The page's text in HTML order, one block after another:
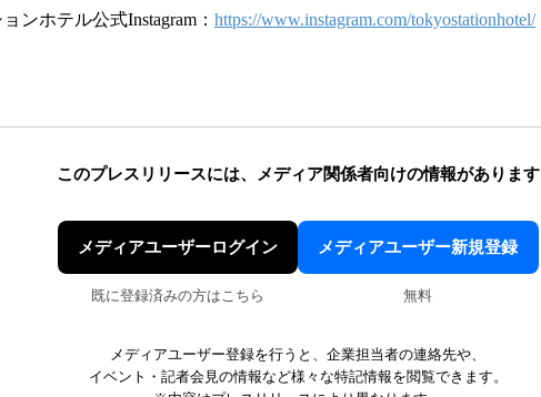
ンホテル公式Instagram： https://www.instagram.com/tokyostationhotel/
このプレスリリースには、 メディア関係者向けの情報があります
メディアユーザーログイン
既に登録済みの方はこちら
メディアユーザー新規登録
無料
メディアユーザー登録を行うと、企業担当者の連絡先や、
イベント・記者会見の情報など様々な特記情報を閲覧できます。